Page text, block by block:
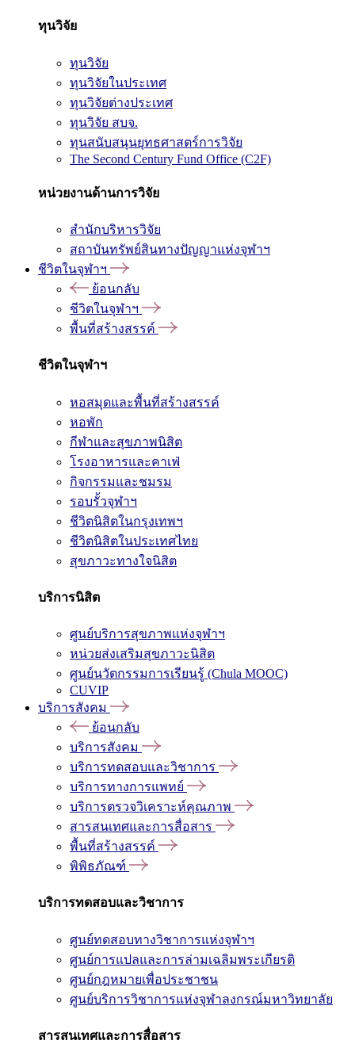
ทุนวิจัย
ทุนวิจัย
ทุนวิจัยในประเทศ
ทุนวิจัยต่างประเทศ
ทุนวิจัย สบจ.
ทุนสนับสนุนยุทธศาสตร์การวิจัย
The Second Century Fund Office (C2F)
หน่วยงานด้านการวิจัย
สำนักบริหารวิจัย
สถาบันทรัพย์สินทางปัญญาแห่งจุฬาฯ
ชีวิตในจุฬาฯ
ย้อนกลับ
ชีวิตในจุฬาฯ
พื้นที่สร้างสรรค์
ชีวิตในจุฬาฯ
หอสมุดและพื้นที่สร้างสรรค์
หอพัก
กีฬาและสุขภาพนิสิต
โรงอาหารและคาเฟ่
กิจกรรมและชมรม
รอบรั้วจุฬาฯ
ชีวิตนิสิตในกรุงเทพฯ
ชีวิตนิสิตในประเทศไทย
สุขภาวะทางใจนิสิต
บริการนิสิต
ศูนย์บริการสุขภาพแห่งจุฬาฯ
หน่วยส่งเสริมสุขภาวะนิสิต
ศูนย์นวัตกรรมการเรียนรู้ (Chula MOOC)
CUVIP
บริการสังคม
ย้อนกลับ
บริการสังคม
บริการทดสอบและวิชาการ
บริการทางการแพทย์
บริการตรวจวิเคราะห์คุณภาพ
สารสนเทศและการสื่อสาร
พื้นที่สร้างสรรค์
พิพิธภัณฑ์
บริการทดสอบและวิชาการ
ศูนย์ทดสอบทางวิชาการแห่งจุฬาฯ
ศูนย์การแปลและการล่ามเฉลิมพระเกียรติ
ศูนย์กฎหมายเพื่อประชาชน
ศูนย์บริการวิชาการแห่งจุฬาลงกรณ์มหาวิทยาลัย
สารสนเทศและการสื่อสาร